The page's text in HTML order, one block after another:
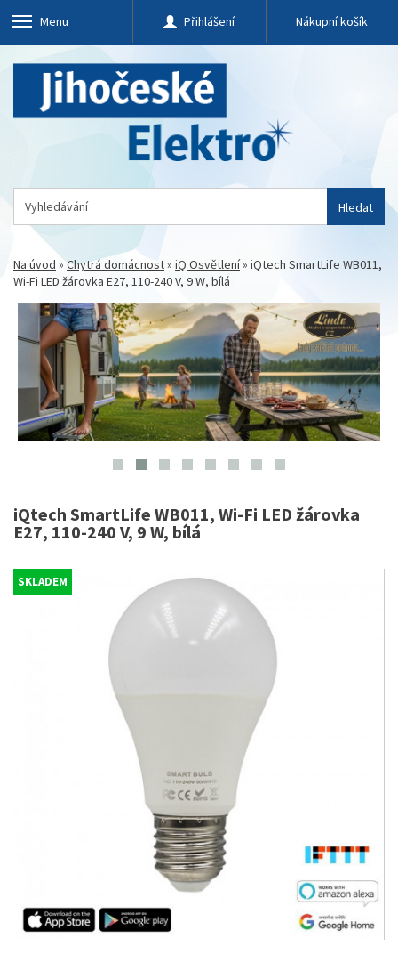
Menu Přihlášení Nákupní košík
Hledat
Na úvod »Chytrá domácnost» iQ Osvětlení» iQtech SmartLife WB011,
Wi-Fi LED žárovka E27, 110-240 V, 9 W, bílá
iQtech SmartLife WB011, Wi-Fi LED žárovka
E27, 110-240 V, 9 W, bílá
SKLADEM